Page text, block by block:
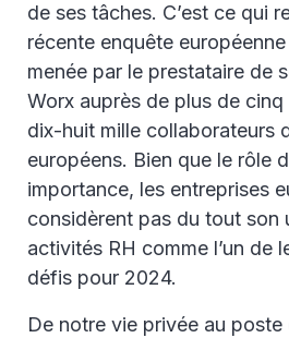
de ses tâches. C’est ce qui
récente enquête
menée par le prestataire de
Worx auprès de plus de
dix-huit mille collaborateurs
européens. Bien que le rôle
importance, les entreprises
considèrent pas du tout son
activités RH comme l’un de
défis pour 2024.
De notre vie privée au poste